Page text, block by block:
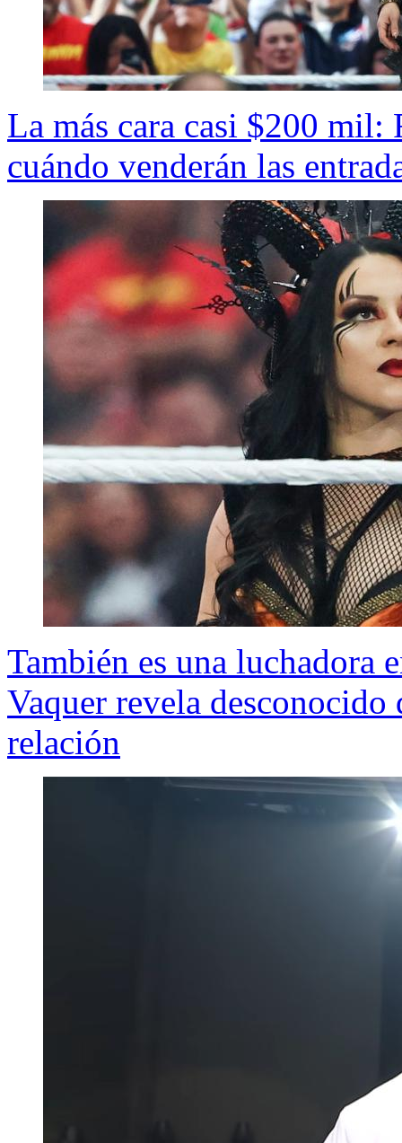
La más cara casi $200 mil:
cuándo venderán las
También es una luchadora
Vaquer revela
relación